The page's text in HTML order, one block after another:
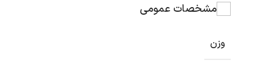
مشخصات عمومی
وزن